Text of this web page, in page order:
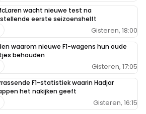
wacht nieuwe test na
eerste seizoenshelft
Gisteren, 18:00
waarom nieuwe F1-wagens hun oude
behouden
Gisteren, 17:05
F1-statistiek waarin Hadjar
het nakijken geeft
Gisteren, 16:15